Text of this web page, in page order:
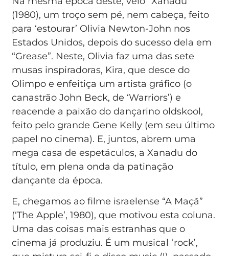
(1980), um troço sem pé, nem cabeça, feito
para ‘estourar’ Olivia Newton-John nos
Estados Unidos, depois do sucesso dela em
“Grease”. Neste, Olivia faz uma das sete
musas inspiradoras, Kira, que desce do
Olimpo e enfeitiça um artista gráfico (o
canastrão John Beck, de ‘Warriors’) e
reacende a paixão do dançarino oldskool,
feito pelo grande Gene Kelly (em seu último
papel no cinema). E, juntos, abrem uma
mega casa de espetáculos, a Xanadu do
título, em plena onda da patinação
dançante da época.
E, chegamos ao filme israelense “A Maçã”
(‘The Apple’, 1980), que motivou esta coluna.
Uma das coisas mais estranhas que o
cinema já produziu. É um musical ‘rock’,